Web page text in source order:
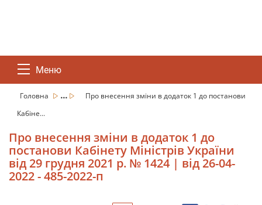
Меню
Головна ...
Про внесення зміни в додаток 1 до постанови
Кабіне...
Про внесення зміни в додаток 1 до
постанови Кабінету Міністрів України
від 29 грудня 2021 р. № 1424 | від 26-04-
2022 - 485-2022-п